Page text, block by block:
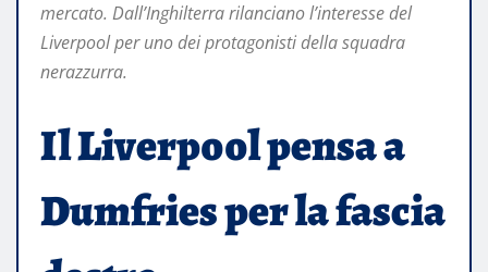
mercato. Dall’Inghilterra rilanciano l’interesse del
Liverpool per uno dei protagonisti della squadra
nerazzurra.
Il Liverpool pensa a
Dumfries per la fascia